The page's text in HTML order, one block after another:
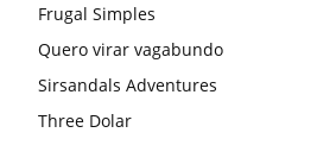
Frugal Simples
Quero virar vagabundo
Sirsandals Adventures
Three Dolar